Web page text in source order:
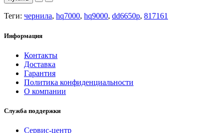
Теги: чернила, hq7000, hq9000, dd6650p, 817161
Информация
Контакты
Доставка
Гарантия
Политика конфиденциальности
О компании
Служба поддержки
Сервис-центр